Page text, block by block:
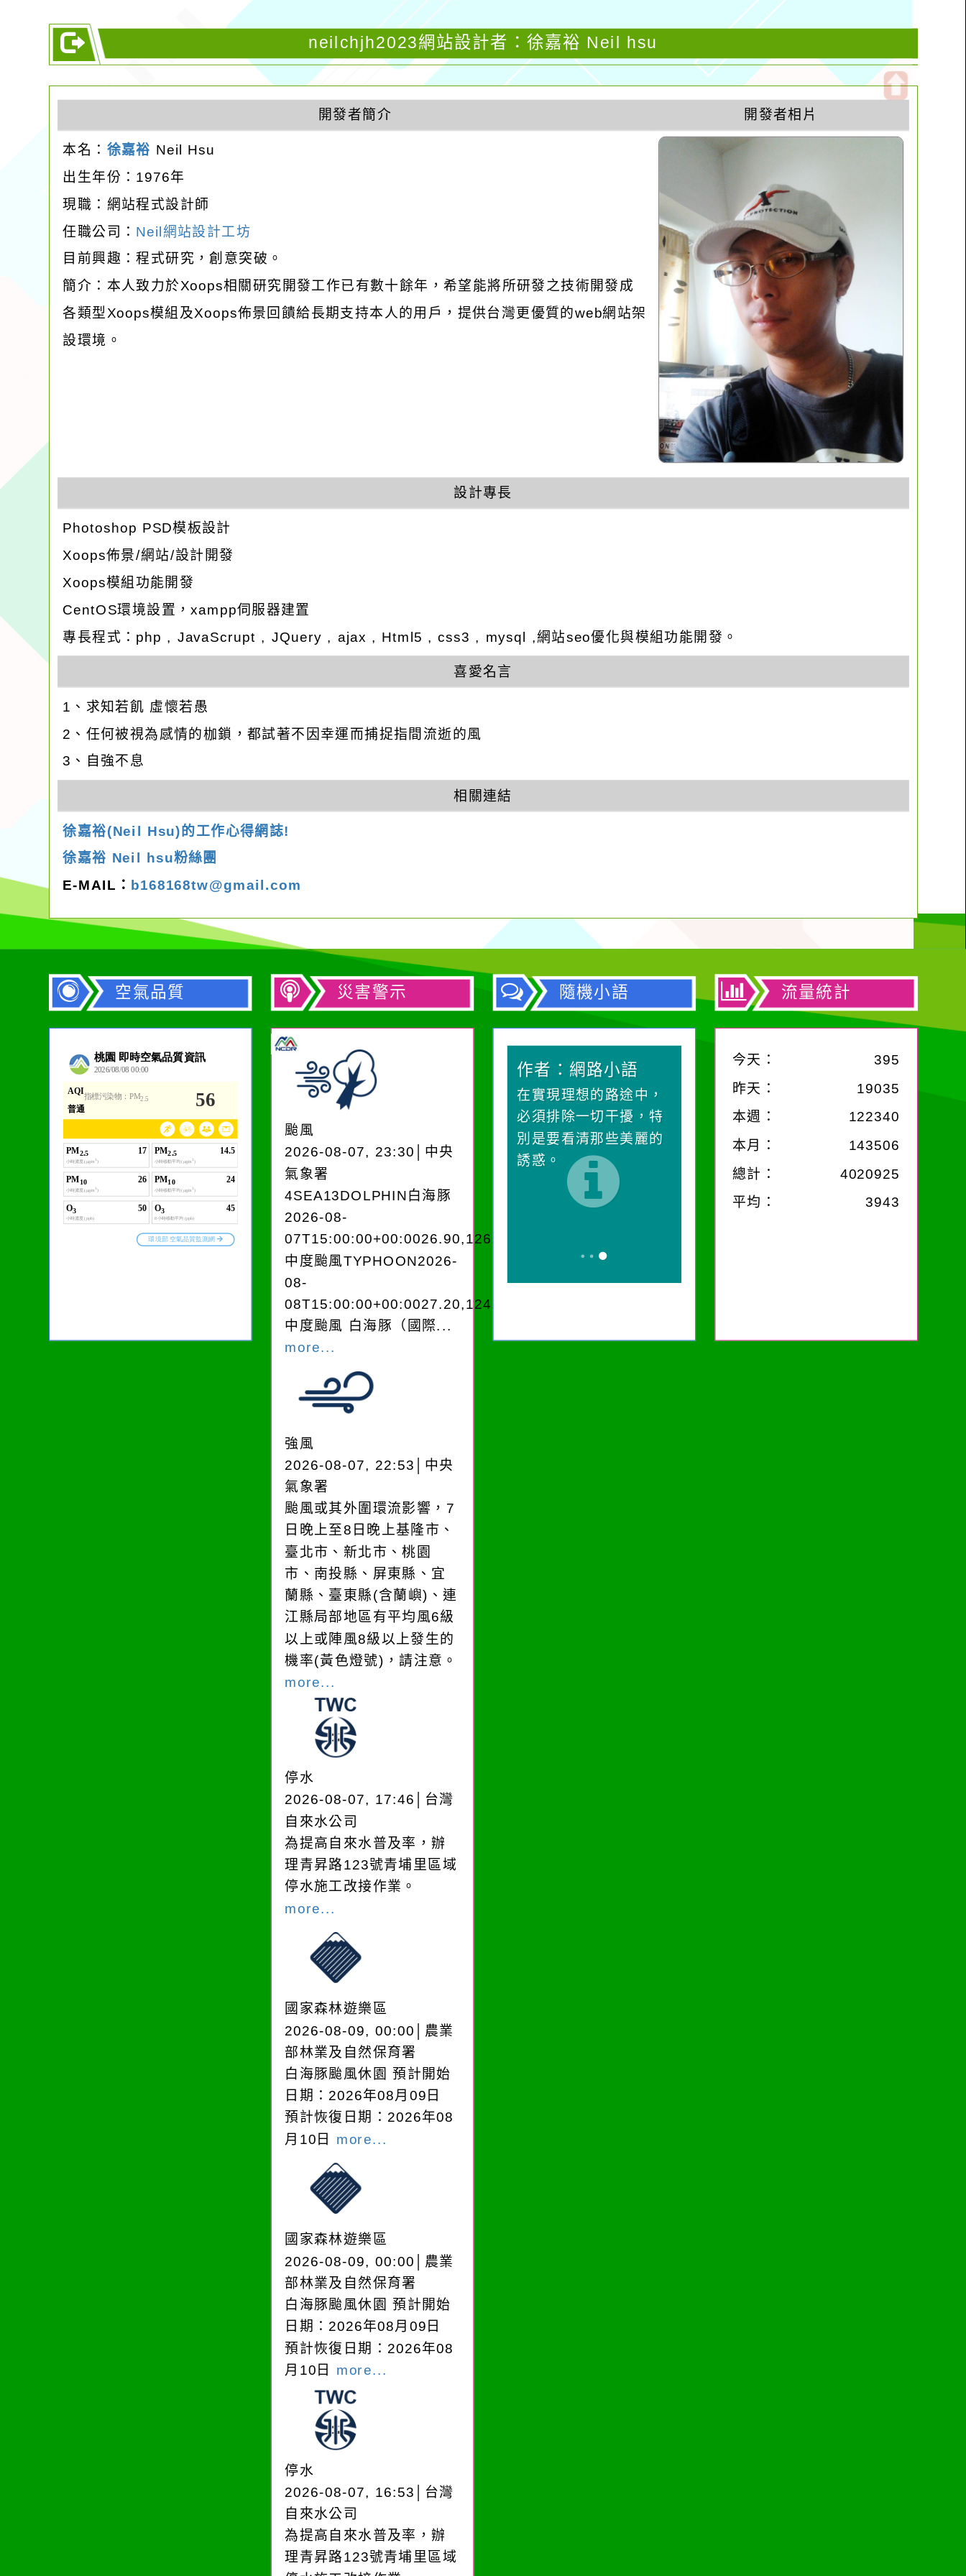
neilchjh2023網站設計者：徐嘉裕 Neil hsu
開發者簡介 開發者相片
本名： 徐嘉裕 Neil Hsu
出生年份：1976年
現職：網站程式設計師
任職公司： Neil網站設計工坊
目前興趣：程式研究，創意突破。
簡介：本人致力於Xoops相關研究開發工作已有數十餘年，希望能將所研發之技術開發成
各類型Xoops模組及Xoops佈景回饋給長期支持本人的用戶，提供台灣更優質的web網站架
設環境。
設計專長
Photoshop PSD模板設計
Xoops佈景/網站/設計開發
Xoops模組功能開發
CentOS環境設置，xampp伺服器建置
專長程式：php , JavaScrupt , JQuery , ajax , Html5 , css3 , mysql ,網站seo優化與模組功能開發。
喜愛名言
1、求知若飢 虛懷若愚
2、任何被視為感情的枷鎖，都試著不因幸運而捕捉指間流逝的風
3、自強不息
相關連結
徐嘉裕(Neil Hsu)的工作心得網誌!
徐嘉裕 Neil hsu粉絲團
E-MAIL： b168168tw@gmail.com
空氣品質 災害警示
颱風
2026-08-07, 23:30│中央
氣象署
4SEA13DOLPHIN白海豚
2026-08-
07T15:00:00+00:0026.90,126.604050950280
中度颱風TYPHOON2026-
08-
08T15:00:00+00:0027.20,124.204050950280
中度颱風 白海豚（國際...
more...
強風
2026-08-07, 22:53│中央
氣象署
颱風或其外圍環流影響，7
日晚上至8日晚上基隆市、
臺北市、新北市、桃園
市、南投縣、屏東縣、宜
蘭縣、臺東縣(含蘭嶼)、連
江縣局部地區有平均風6級
以上或陣風8級以上發生的
機率(黃色燈號)，請注意。
more...
停水
2026-08-07, 17:46│台灣
自來水公司
為提高自來水普及率，辦
理青昇路123號青埔里區域
停水施工改接作業。
more...
國家森林遊樂區
2026-08-09, 00:00│農業
部林業及自然保育署
白海豚颱風休園 預計開始
日期：2026年08月09日
預計恢復日期：2026年08
月10日 more...
國家森林遊樂區
2026-08-09, 00:00│農業
部林業及自然保育署
白海豚颱風休園 預計開始
日期：2026年08月09日
預計恢復日期：2026年08
月10日 more...
停水
2026-08-07, 16:53│台灣
自來水公司
為提高自來水普及率，辦
理青昇路123號青埔里區域
隨機小語
生活是一面鏡子。你對
它笑，它就對你笑；你
對它哭，它也對你哭。
作者：網路小語
一杯清水因滴入一滴污
在而變清澈。
作者：網路小語
在實現理想的路途中，
必須排除一切干擾，特
別是要看清那些美麗的
誘惑。
流量統計
今天： 395
昨天：
19035
本週：
122340
本月：
143506
總計：
4020925
平均： 3943